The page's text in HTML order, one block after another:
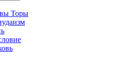
Торы